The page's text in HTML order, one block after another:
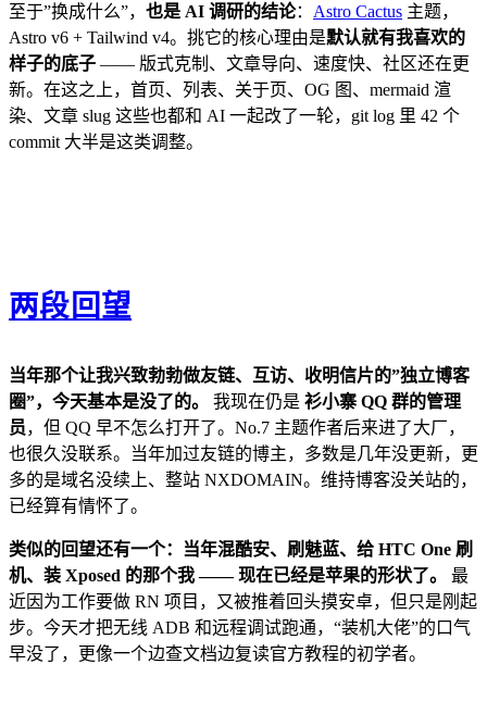
至于”换成什么”， 也是 AI 调研的结论： Astro Cactus 主题，
Astro v6 + Tailwind v4。挑它的核心理由是默认就有我喜欢的
样子的底子 —— 版式克制、文章导向、速度快、社区还在更
新。在这之上，首页、列表、关于页、OG 图、mermaid 渲
染、文章 slug 这些也都和 AI 一起改了一轮，git log 里 42 个
commit 大半是这类调整。
两段回望
当年那个让我兴致勃勃做友链、互访、收明信片的”独立博客
圈”，今天基本是没了的。
我现在仍是 衫小寨 QQ 群的管理
员，但 QQ 早不怎么打开了。No.7 主题作者后来进了大厂，
也很久没联系。当年加过友链的博主，多数是几年没更新，更
多的是域名没续上、整站 NXDOMAIN。维持博客没关站的，
已经算有情怀了。
类似的回望还有一个：当年混酷安、刷魅蓝、给 HTC One 刷
机、装 Xposed 的那个我 —— 现在已经是苹果的形状了。
最
近因为工作要做 RN 项目，又被推着回头摸安卓，但只是刚起
步。今天才把无线 ADB 和远程调试跑通，“装机大佬”的口气
早没了，更像一个边查文档边复读官方教程的初学者。